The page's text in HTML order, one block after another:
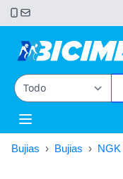
Open main menu
Bujias › Bujias › NGK